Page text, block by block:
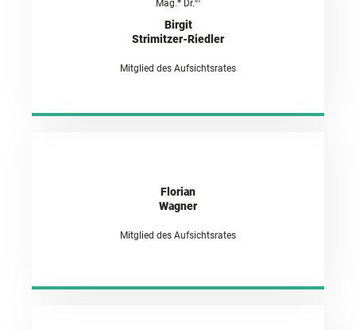
Mag. Dr.
Birgit
Strimitzer-Riedler
Mitglied des Aufsichtsrates
Florian
Wagner
Mitglied des Aufsichtsrates